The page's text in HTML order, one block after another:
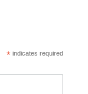
*indicates required